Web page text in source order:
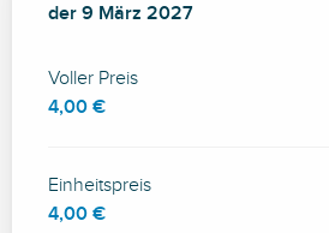
der 9 März 2027
der 9 März 2027
Voller Preis
4,00 €
Einheitspreis
4,00 €